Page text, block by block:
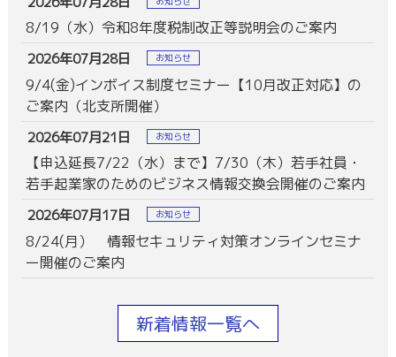
8/19（水）令和8年度税制改正等説明会のご案内
2026年07月28日 お知らせ
9/4(金)インボイス制度セミナー【10月改正対応】の
ご案内（北支所開催）
2026年07月21日 お知らせ
【申込延長7/22（水）まで】7/30（木）若手社員・
若手起業家のためのビジネス情報交換会開催のご案内
2026年07月17日 お知らせ
8/24(月） 情報セキュリティ対策オンラインセミナ
ー開催のご案内
新着情報一覧へ